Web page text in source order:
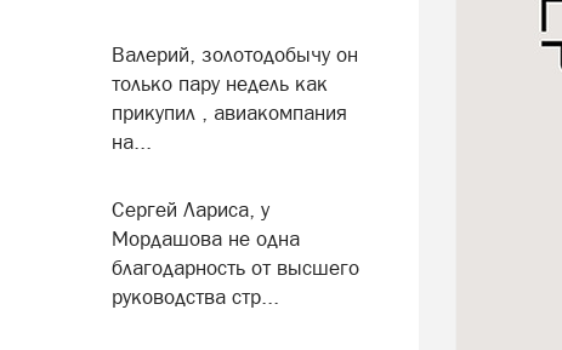
Валерий, золотодобычу он
только пару недель как
прикупил , авиакомпания
на...
Сергей Лариса, у
Мордашова не одна
благодарность от высшего
руководства стр...